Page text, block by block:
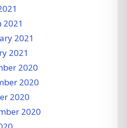
2021
2021
2021
2020
2020
2020
2020